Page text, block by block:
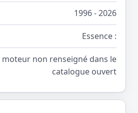
1996 - 2026
Essence :
moteur non renseigné dans le
catalogue ouvert